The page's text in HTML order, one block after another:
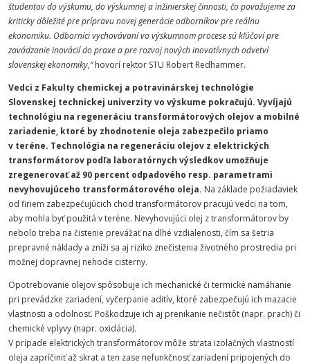
študentov do výskumu, do výskumnej a inžinierskej činnosti, čo považujeme za
kriticky dôležité pre prípravu novej generácie odborníkov pre reálnu
ekonomiku. Odborníci vychovávaní vo výskumnom procese sú kľúčoví pre
zavádzanie inovácií do praxe a pre rozvoj nových inovatívnych odvetví
slovenskej ekonomiky,“hovorí rektor STU Robert Redhammer.
Vedci z Fakulty chemickej a potravinárskej technológie
Slovenskej technickej univerzity vo výskume pokračujú. Vyvíjajú
technológiu na regeneráciu transformátorových olejov a mobilné
zariadenie, ktoré by zhodnotenie oleja zabezpečilo priamo
v teréne. Technológia na regeneráciu olejov z elektrických
transformátorov podľa laboratórnych výsledkov umožňuje
zregenerovať až 90 percent odpadového resp. parametrami
nevyhovujúceho transformátorového oleja. Na základe požiadaviek
od firiem zabezpečujúcich chod transformátorov pracujú vedci na tom,
aby mohla byť použitá v teréne. Nevyhovujúci olej z transformátorov by
nebolo treba na čistenie prevážať na dlhé vzdialenosti, čím sa šetria
prepravné náklady a zníži sa aj riziko znečistenia životného prostredia pri
možnej dopravnej nehode cisterny.
Opotrebovanie olejov spôsobuje ich mechanické či termické namáhanie
pri prevádzke zariadení, vyčerpanie aditív, ktoré zabezpečujú ich mazacie
vlastnosti a odolnosť. Poškodzuje ich aj prenikanie nečistôt (napr. prach) či
chemické vplyvy (napr. oxidácia).
V prípade elektrických transformátorov môže strata izolačných vlastností
oleja zapríčiniť až skrat a ten zase nefunkčnosť zariadení pripojených do